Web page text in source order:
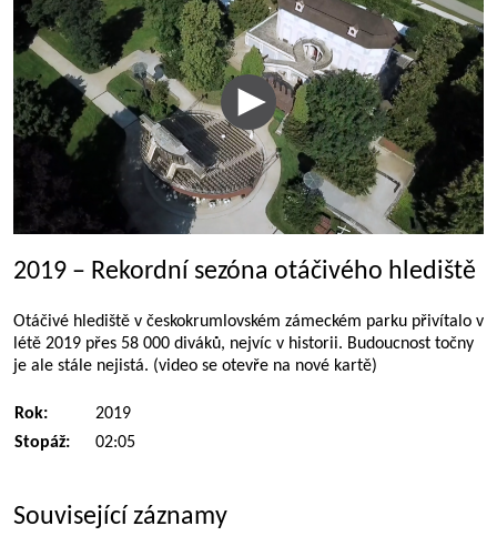
2019 – Rekordní sezóna otáčivého hlediště
Otáčivé hlediště v českokrumlovském zámeckém parku přivítalo v
létě 2019 přes 58 000 diváků, nejvíc v historii. Budoucnost točny
je ale stále nejistá. (video se otevře na nové kartě)
Rok:
2019
Stopáž:
02:05
Související záznamy